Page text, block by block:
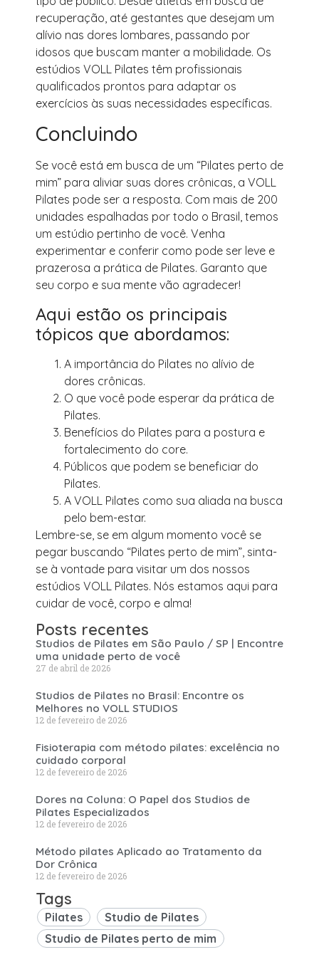
recuperação, até gestantes que desejam um
alívio nas dores lombares, passando por
idosos que buscam manter a mobilidade. Os
estúdios VOLL Pilates têm profissionais
qualificados prontos para adaptar os
exercícios às suas necessidades específicas.
Concluindo
Se você está em busca de um “Pilates perto de
mim” para aliviar suas dores crônicas, a VOLL
Pilates pode ser a resposta. Com mais de 200
unidades espalhadas por todo o Brasil, temos
um estúdio pertinho de você. Venha
experimentar e conferir como pode ser leve e
prazerosa a prática de Pilates. Garanto que
seu corpo e sua mente vão agradecer!
Aqui estão os principais
tópicos que abordamos:
A importância do Pilates no alívio de
dores crônicas.
O que você pode esperar da prática de
Pilates.
Benefícios do Pilates para a postura e
fortalecimento do core.
Públicos que podem se beneficiar do
Pilates.
A VOLL Pilates como sua aliada na busca
pelo bem-estar.
Lembre-se, se em algum momento você se
pegar buscando “Pilates perto de mim”, sinta-
se à vontade para visitar um dos nossos
estúdios VOLL Pilates. Nós estamos aqui para
cuidar de você, corpo e alma!
Posts recentes
Studios de Pilates em São Paulo / SP | Encontre
uma unidade perto de você
27 de abril de 2026
Studios de Pilates no Brasil: Encontre os
Melhores no VOLL STUDIOS
12 de fevereiro de 2026
Fisioterapia com método pilates: excelência no
cuidado corporal
12 de fevereiro de 2026
Dores na Coluna: O Papel dos Studios de
Pilates Especializados
12 de fevereiro de 2026
Método pilates Aplicado ao Tratamento da
Dor Crônica
12 de fevereiro de 2026
Tags
Pilates
Studio de Pilates
Studio de Pilates perto de mim